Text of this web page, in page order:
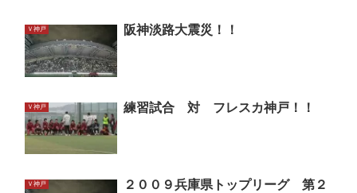
Ｖ神戸 阪神淡路大震災！！
Ｖ神戸 練習試合 対 フレスカ神戸！！
Ｖ神戸
２００９兵庫県トップリーグ 第２